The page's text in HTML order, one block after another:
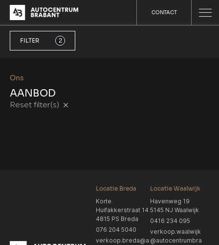
CONTACT
Ons
AANBOD
Reset filter(s)
FILTER 2
Locatie Breda
Korte
Huifakkerstraat 14
4815 PS Breda
076 204 5040
verkoop.breda@a
Locatie Waalwijk
Havenweg 19
5145 NJ Waalwijk
0416 234 095
verkoop.waalwijk
@autocentrumbra